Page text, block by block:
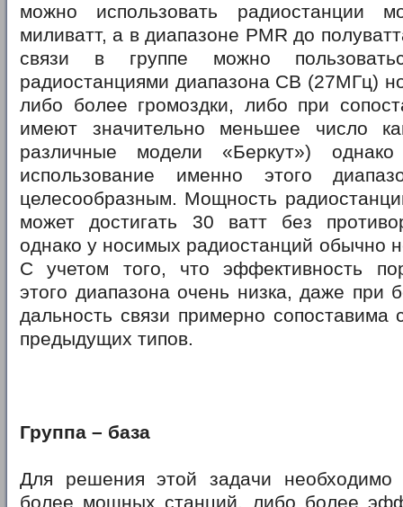
можно использовать радиостанции
миливатт, а в диапазоне PMR до
связи в группе можно
радиостанциями диапазона CB (27МГц)
либо более громоздки, либо при
имеют значительно меньшее число
различные модели «Беркут»)
использование именно этого
целесообразным. Мощность
может достигать 30 ватт без
однако у носимых радиостанций обычно
С учетом того, что эффективность
этого диапазона очень низка, даже при
дальность связи примерно сопоставима
предыдущих типов.
Группа – база
Для решения этой задачи необходимо
более мощных станций, либо более